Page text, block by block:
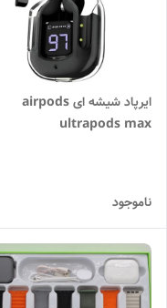
ایرپاد شیشه ای airpods
ultrapods max
ناموجود